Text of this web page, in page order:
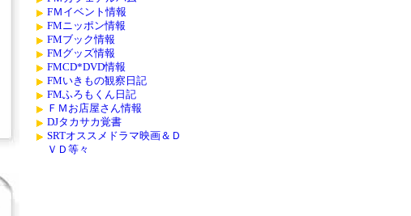
FＭイベント情報
FMニッポン情報
FMブック情報
FMグッズ情報
FMCD*DVD情報
FMいきもの観察日記
FMふろもくん日記
ＦＭお店屋さん情報
DJタカサカ覚書
SRTオススメドラマ映画＆Ｄ
ＶＤ等々